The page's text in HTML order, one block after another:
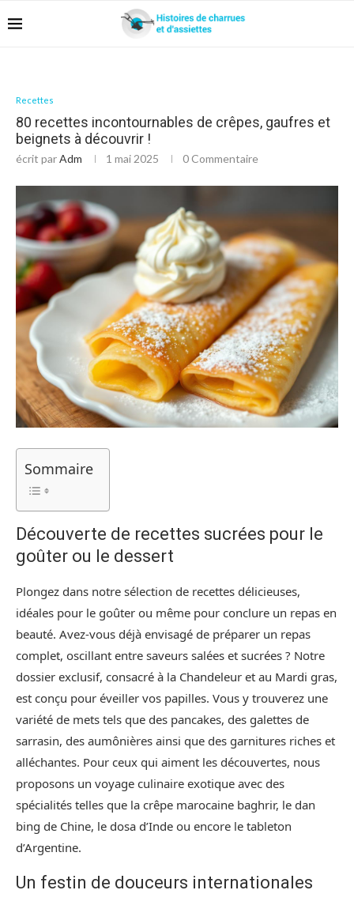
Recettes
80 recettes incontournables de crêpes, gaufres et
beignets à découvrir !
écrit parAdm 1 mai 2025 0 Commentaire
Sommaire
Découverte de recettes sucrées pour le
goûter ou le dessert
Plongez dans notre sélection de recettes délicieuses,
idéales pour le goûter ou même pour conclure un repas en
beauté. Avez-vous déjà envisagé de préparer un repas
complet, oscillant entre saveurs salées et sucrées ? Notre
dossier exclusif, consacré à la Chandeleur et au Mardi gras,
est conçu pour éveiller vos papilles. Vous y trouverez une
variété de mets tels que des pancakes, des galettes de
sarrasin, des aumônières ainsi que des garnitures riches et
alléchantes. Pour ceux qui aiment les découvertes, nous
proposons un voyage culinaire exotique avec des
spécialités telles que la crêpe marocaine baghrir, le dan
bing de Chine, le dosa d’Inde ou encore le tableton
d’Argentine.
Un festin de douceurs internationales